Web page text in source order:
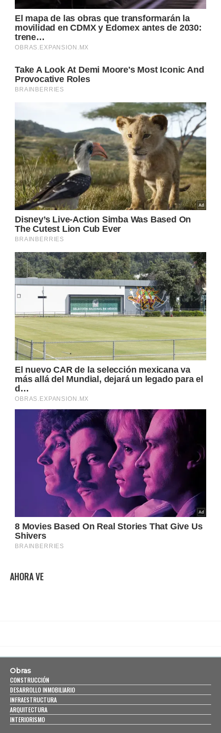
AHORA VE
Obras
CONSTRUCCIÓN
DESARROLLO INMOBILIARIO
INFRAESTRUCTURA
ARQUITECTURA
INTERIORISMO